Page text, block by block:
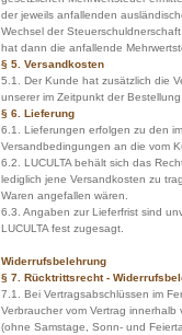
der jeweils anfallenden
Wechsel der
hat dann die anfallende
§ 5. Versandkosten
5.1. Der Kunde hat zusätzlich die
unserer im Zeitpunkt der
§ 6. Lieferung
6.1. Lieferungen erfolgen zu den
Versandbedingungen an die vom
6.2. LUCULTA behält sich das
lediglich jene Versandkosten zu
Waren angefallen wären.
6.3. Angaben zur Lieferfrist sind
LUCULTA fest zugesagt.
Widerrufsbelehrung
§ 7. Rücktrittsrecht -
7.1. Bei Vertragsabschlüssen im
Verbraucher vom Vertrag
(ohne Samstage, Sonn- und